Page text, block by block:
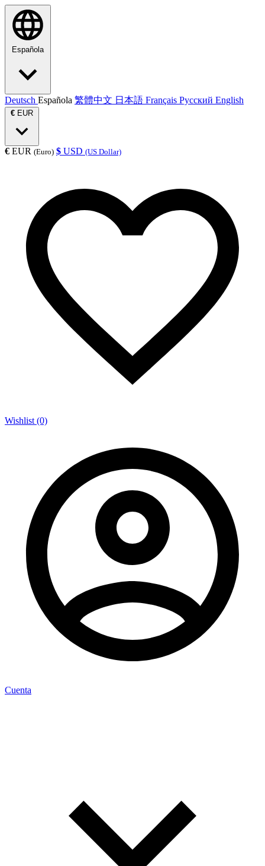
Española
Deutsch Española 繁體中文 日本語 Français Русский English
€ EUR
€ EUR (Euro) $ USD (US Dollar)
Wishlist (0)
Cuenta